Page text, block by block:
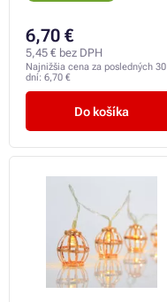
6,70 €
5,45 € bez DPH
Najnižšia cena za posledných 30
dní: 6,70 €
Do košíka